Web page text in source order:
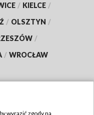
/ KIELCE /
/ OLSZTYN /
/
/ WROCŁAW
wyrazić zgody na